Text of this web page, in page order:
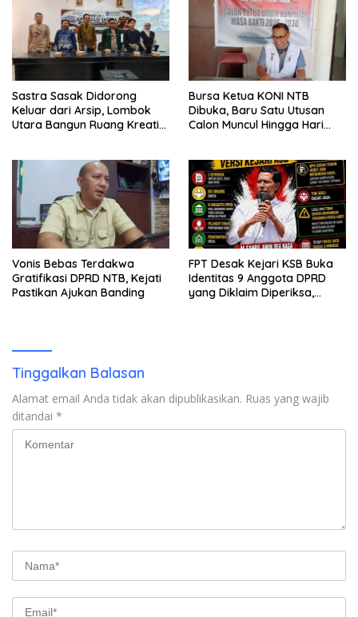
Sastra Sasak Didorong
Keluar dari Arsip, Lombok
Utara Bangun Ruang Kreatif
Bursa Ketua KONI NTB
Dibuka, Baru Satu Utusan
Calon Muncul Hingga Hari
Vonis Bebas Terdakwa
Gratifikasi DPRD NTB, Kejati
Pastikan Ajukan Banding
FPT Desak Kejari KSB Buka
Identitas 9 Anggota DPRD
yang Diklaim Diperiksa,
Tinggalkan Balasan
Alamat email Anda tidak akan dipublikasikan. Ruas yang wajib
ditandai *